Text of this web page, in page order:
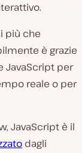
più che
è grazie
JavaScript per
reale o per
JavaScript è il
dagli